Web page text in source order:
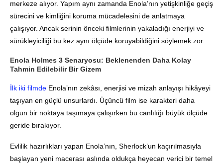
merkeze alıyor. Yapım aynı zamanda Enola’nın yetişkinliğe geçiş
sürecini ve kimliğini koruma mücadelesini de anlatmaya
çalışıyor. Ancak serinin önceki filmlerinin yakaladığı enerjiyi ve
sürükleyiciliği bu kez aynı ölçüde koruyabildiğini söylemek zor.
Enola Holmes 3 Senaryosu: Beklenenden Daha Kolay
Tahmin Edilebilir Bir Gizem
İlk iki filmde Enola’nın zekâsı, enerjisi ve mizah anlayışı hikâyeyi
taşıyan en güçlü unsurlardı. Üçüncü film ise karakteri daha
olgun bir noktaya taşımaya çalışırken bu canlılığı büyük ölçüde
geride bırakıyor.
Evlilik hazırlıkları yapan Enola’nın, Sherlock’un kaçırılmasıyla
başlayan yeni macerası aslında oldukça heyecan verici bir temel